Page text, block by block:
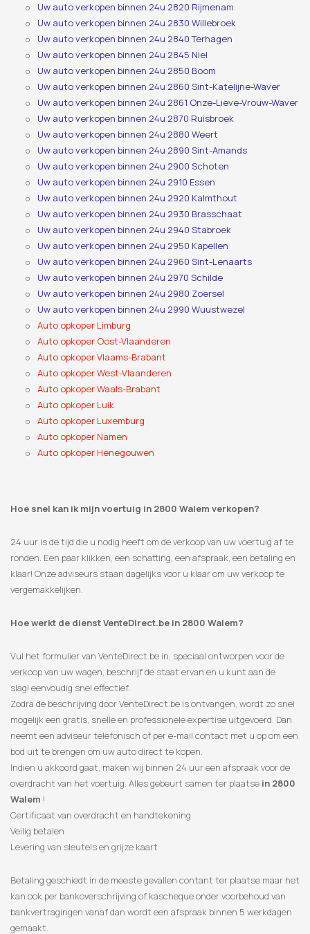
Uw auto verkopen binnen 24u 2820 Rijmenam
Uw auto verkopen binnen 24u 2830 Willebroek
Uw auto verkopen binnen 24u 2840 Terhagen
Uw auto verkopen binnen 24u 2845 Niel
Uw auto verkopen binnen 24u 2850 Boom
Uw auto verkopen binnen 24u 2860 Sint-Katelijne-Waver
Uw auto verkopen binnen 24u 2861 Onze-Lieve-Vrouw-Waver
Uw auto verkopen binnen 24u 2870 Ruisbroek
Uw auto verkopen binnen 24u 2880 Weert
Uw auto verkopen binnen 24u 2890 Sint-Amands
Uw auto verkopen binnen 24u 2900 Schoten
Uw auto verkopen binnen 24u 2910 Essen
Uw auto verkopen binnen 24u 2920 Kalmthout
Uw auto verkopen binnen 24u 2930 Brasschaat
Uw auto verkopen binnen 24u 2940 Stabroek
Uw auto verkopen binnen 24u 2950 Kapellen
Uw auto verkopen binnen 24u 2960 Sint-Lenaarts
Uw auto verkopen binnen 24u 2970 Schilde
Uw auto verkopen binnen 24u 2980 Zoersel
Uw auto verkopen binnen 24u 2990 Wuustwezel
Auto opkoper Limburg
Auto opkoper Oost-Vlaanderen
Auto opkoper Vlaams-Brabant
Auto opkoper West-Vlaanderen
Auto opkoper Waals-Brabant
Auto opkoper Luik
Auto opkoper Luxemburg
Auto opkoper Namen
Auto opkoper Henegouwen
Hoe snel kan ik mijn voertuig in 2800 Walem verkopen?
24 uur is de tijd die u nodig heeft om de verkoop van uw voertuig af te
ronden. Een paar klikken, een schatting, een afspraak, een betaling en
klaar! Onze adviseurs staan ​​dagelijks voor u klaar om uw verkoop te
vergemakkelijken.
Hoe werkt de dienst VenteDirect.be in 2800 Walem?
Vul het formulier van VenteDirect.be in, speciaal ontworpen voor de
verkoop van uw wagen, beschrijf de staat ervan en u kunt aan de
slag! eenvoudig snel effectief.
Zodra de beschrijving door VenteDirect.be is ontvangen, wordt zo snel
mogelijk een gratis, snelle en professionele expertise uitgevoerd. Dan
neemt een adviseur telefonisch of per e-mail contact met u op om een
​​bod uit te brengen om uw auto direct te kopen.
Indien u akkoord gaat, maken wij binnen 24 uur een afspraak voor de
overdracht van het voertuig. Alles gebeurt samen ter plaatse in 2800
Walem !
Certificaat van overdracht en handtekening
Veilig betalen
Levering van sleutels en grijze kaart
Betaling geschiedt in de meeste gevallen contant ter plaatse maar het
kan ook per bankoverschrijving of kascheque onder voorbehoud van
bankvertragingen vanaf dan wordt een afspraak binnen 5 werkdagen
gemaakt.